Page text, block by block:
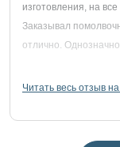
изготовления, на
Заказывал
отлично.
Читать весь отзыв